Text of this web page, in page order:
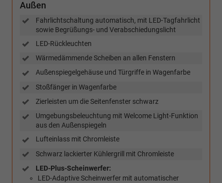
Außen
Fahrlichtschaltung automatisch, mit LED-Tagfahrlicht
sowie Begrüßungs- und Verabschiedungslicht
LED-Rückleuchten
Wärmedämmende Scheiben an allen Fenstern
Außenspiegelgehäuse und Türgriffe in Wagenfarbe
Stoßfänger in Wagenfarbe
Zierleisten um die Seitenfenster schwarz
Umgebungsbeleuchtung mit Welcome Light-Funktion
aus den Außenspiegeln
Lufteinlass mit Chromleiste
Schwarz lackierter Kühlergrill mit Chromleiste
LED-Plus-Scheinwerfer:
LED-Adaptive Scheinwerfer mit automatischer